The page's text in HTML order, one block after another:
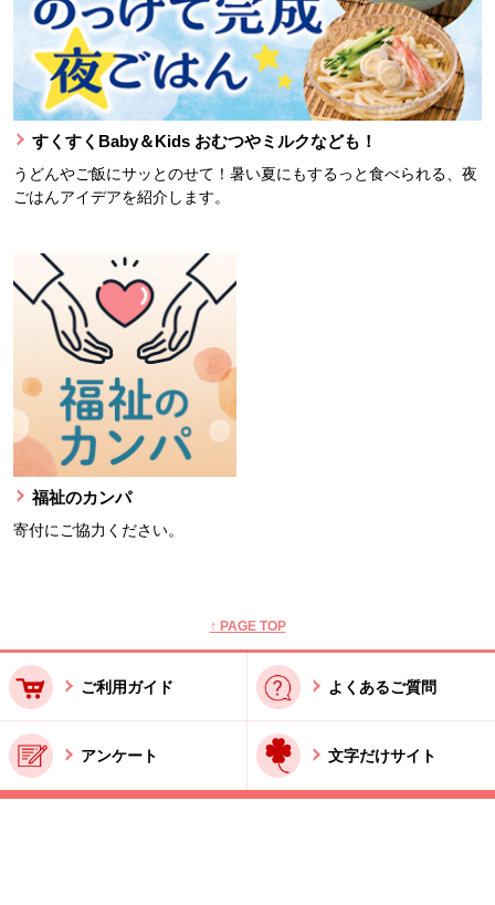
すくすくBaby＆Kids おむつやミルクなども！
うどんやご飯にサッとのせて！暑い夏にもするっと食べられる、夜
ごはんアイデアを紹介します。
福祉のカンパ
寄付にご協力ください。
↑ PAGE TOP
ご利用ガイド よくあるご質問
アンケート 文字だけサイト